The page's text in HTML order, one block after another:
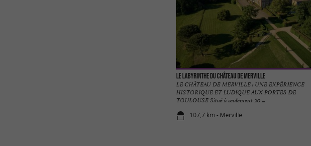
Le Labyrinthe du Château de Merville
LE CHÂTEAU DE MERVILLE : UNE EXPÉRIENCE
HISTORIQUE ET LUDIQUE AUX PORTES DE
TOULOUSE Situé à seulement 20 ...
107,7 km - Merville